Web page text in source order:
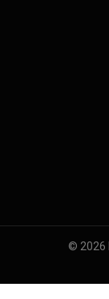
© 2026